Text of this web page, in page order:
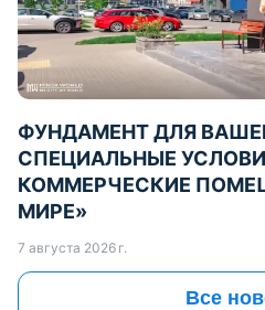
ФУНДАМЕНТ ДЛЯ
СПЕЦИАЛЬНЫЕ
КОММЕРЧЕСКИЕ
МИРЕ»
7 августа 2026 г.
Все